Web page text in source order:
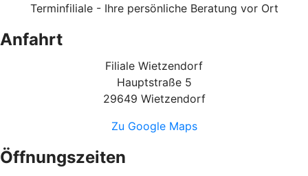
Terminfiliale - Ihre persönliche Beratung vor Ort
Anfahrt
Filiale Wietzendorf
Hauptstraße 5
29649 Wietzendorf
Zu Google Maps
Öffnungszeiten